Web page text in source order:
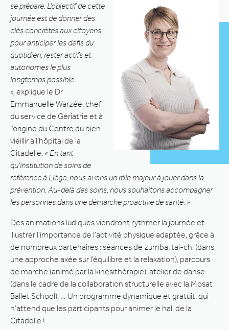
se prépare. L’objectif de cette
journée est de donner des
clés concrètes aux citoyens
pour anticiper les défis du
quotidien, rester actifs et
autonomes le plus
longtemps possible
», explique le Dr
Emmanuelle Warzée, chef
du service de Gériatrie et à
l’origine du Centre du bien-
vieillir à l’hôpital de la
Citadelle. « En tant
qu’institution de soins de
référence à Liège, nous avons un rôle majeur à jouer dans la
prévention. Au-delà des soins, nous souhaitons accompagner
les personnes dans une démarche proactive de santé. »
Des animations ludiques viendront rythmer la journée et
illustrer l’importance de l’activité physique adaptée, grâce à
de nombreux partenaires : séances de zumba, tai-chi (dans
une approche axée sur l’équilibre et la relaxation), parcours
de marche (animé par la kinésithérapie), atelier de danse
(dans le cadre de la collaboration structurelle avec la Mosat
Ballet School), … Un programme dynamique et gratuit, qui
n’attend que les participants pour animer le hall de la
Citadelle !